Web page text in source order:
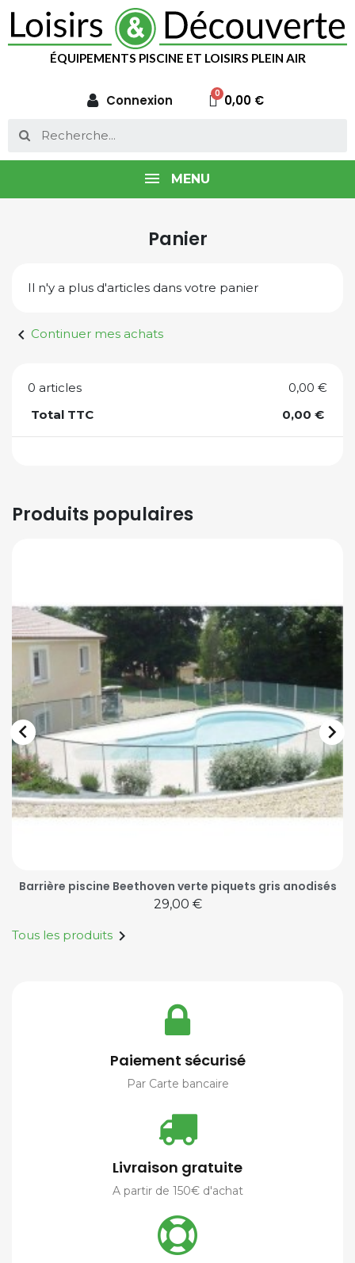
ÉQUIPEMENTS PISCINE ET LOISIRS PLEIN AIR
Connexion 0,00 €
MENU
Panier
Il n'y a plus d'articles dans votre panier
chevron_left Continuer mes achats
0 articles
0,00 €
Total TTC
0,00 €
Produits populaires

Barrière piscine Beethoven verte piquets gris anodisés
Prix
29,00 €

Tous les produits 
Paiement sécurisé
Par Carte bancaire
Livraison gratuite
A partir de 150€ d'achat